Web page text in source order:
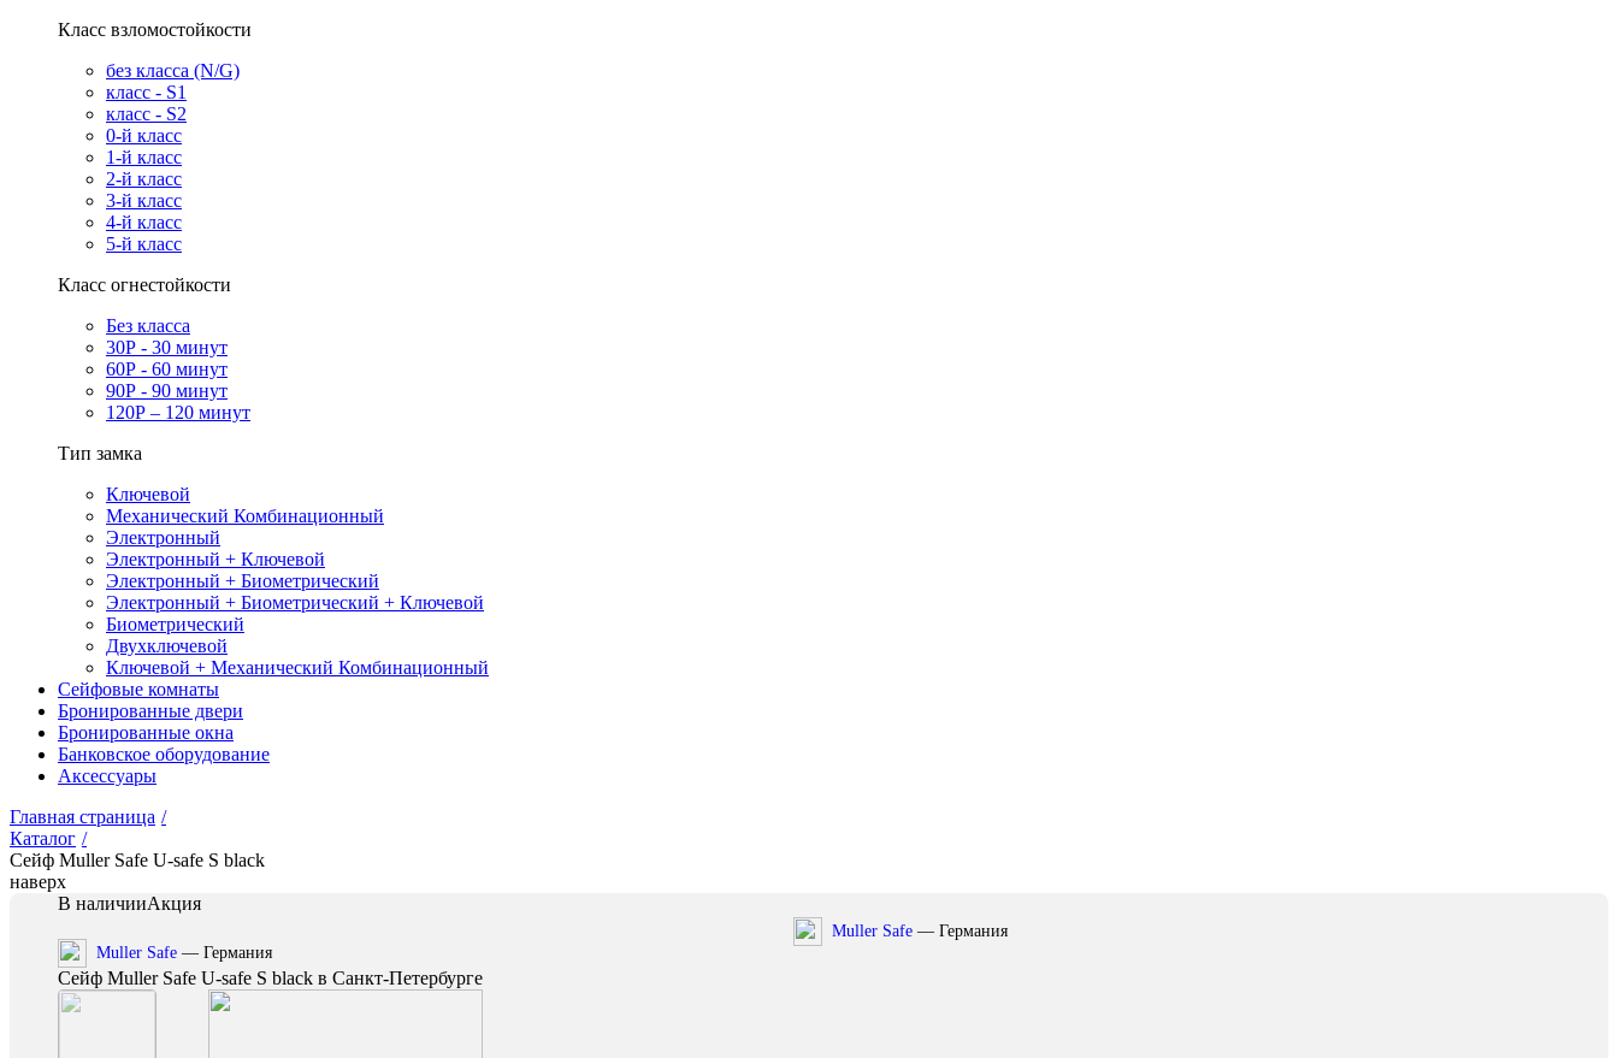
Класс взломостойкости
без класса (N/G)
класс - S1
класс - S2
0-й класс
1-й класс
2-й класс
3-й класс
4-й класс
5-й класс
Класс огнестойкости
Без класса
30Р - 30 минут
60Р - 60 минут
90Р - 90 минут
120Р – 120 минут
Тип замка
Ключевой
Механический Комбинационный
Электронный
Электронный + Ключевой
Электронный + Биометрический
Электронный + Биометрический + Ключевой
Биометрический
Двухключевой
Ключевой + Механический Комбинационный
Сейфовые комнаты
Бронированные двери
Бронированные окна
Банковское оборудование
Аксессуары
Главная страница /
Каталог /
Сейф Muller Safe U-safe S black
наверх
В наличииАкция
Muller Safe — Германия
Сейф Muller Safe U-safe S black в Санкт-Петербурге
Muller Safe — Германия